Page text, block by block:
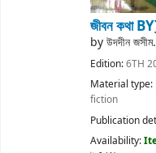
জীবন কথা
byউদদীন জসীম.
Edition:6TH
Material type:
fiction
Publication
Availability: